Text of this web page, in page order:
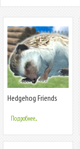
Hedgehog Friends
Подробнее...